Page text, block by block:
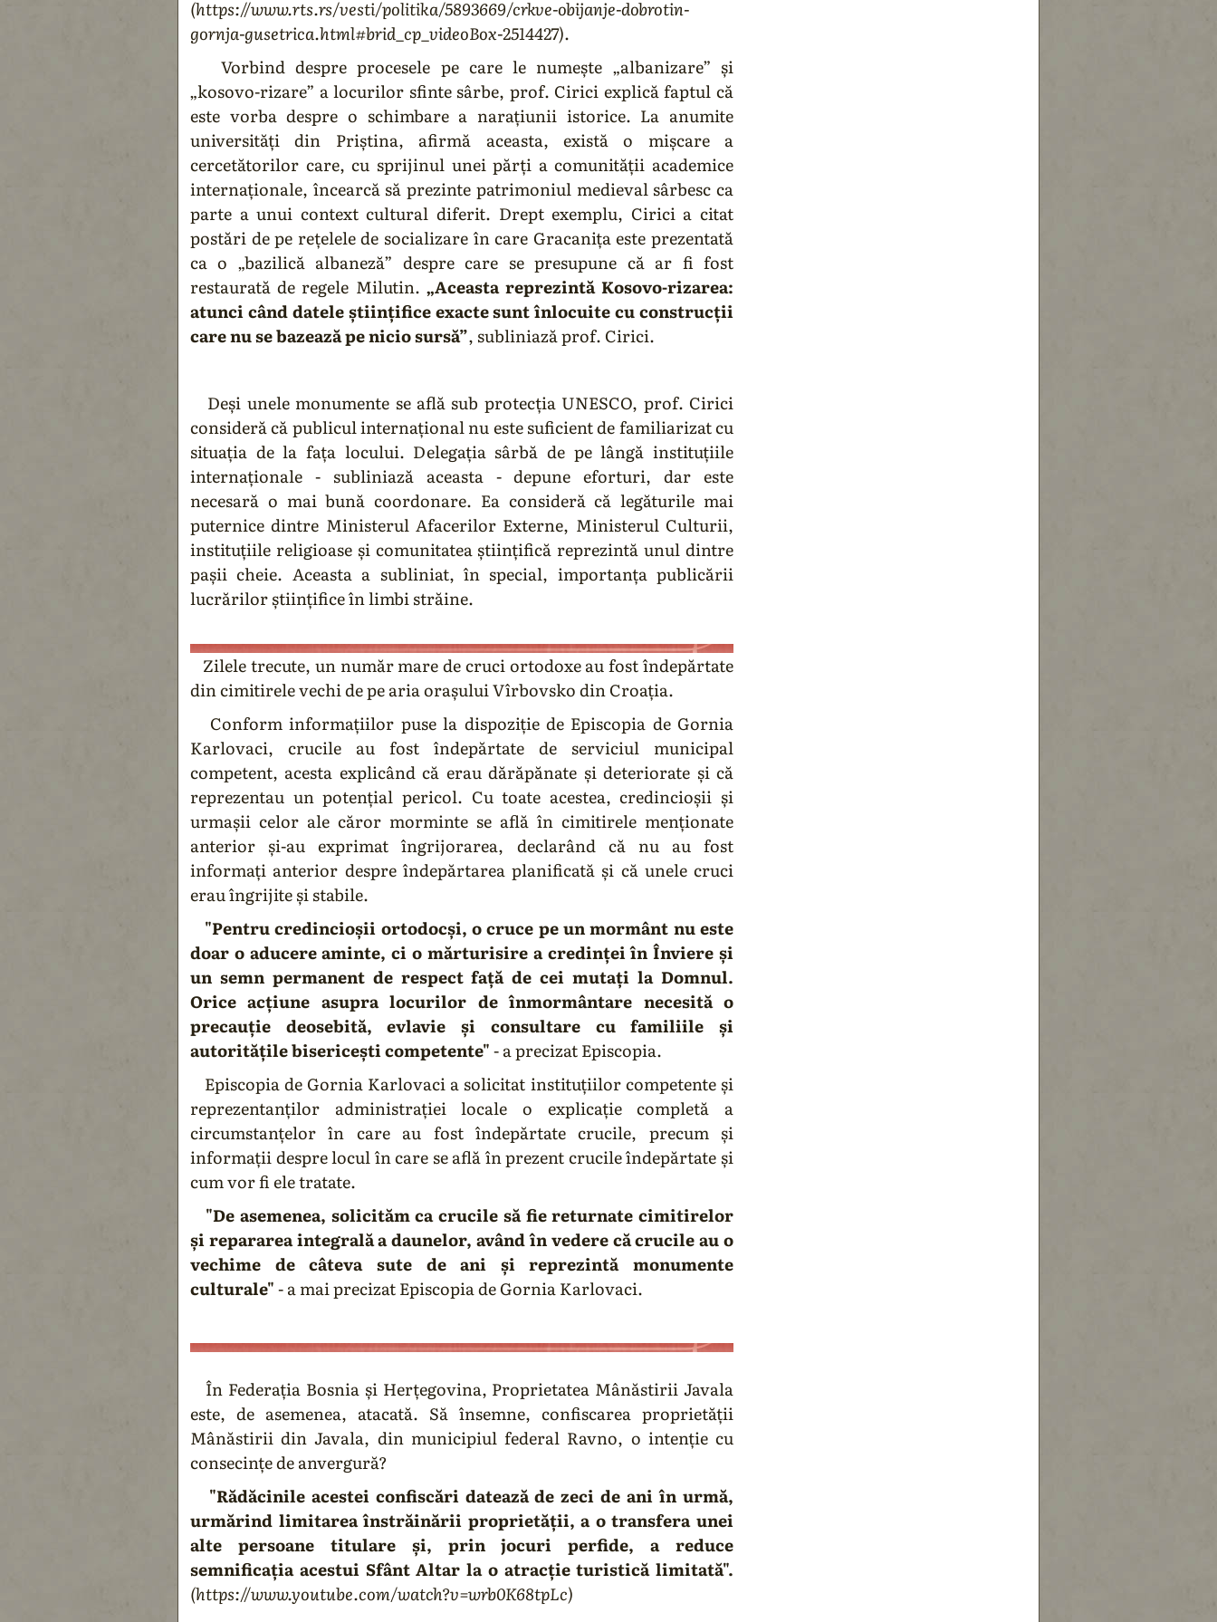
(https://www.rts.rs/vesti/politika/5893669/crkve-obijanje-dobrotin-
gornja-gusetrica.html#brid_cp_videoBox-2514427).
Vorbind despre procesele pe care le numește „albanizare” și
„kosovo-rizare” a locurilor sfinte sârbe, prof. Cirici explică faptul că
este vorba despre o schimbare a narațiunii istorice. La anumite
universități din Priștina, afirmă aceasta, există o mișcare a
cercetătorilor care, cu sprijinul unei părți a comunității academice
internaționale, încearcă să prezinte patrimoniul medieval sârbesc ca
parte a unui context cultural diferit. Drept exemplu, Cirici a citat
postări de pe rețelele de socializare în care Gracanița este prezentată
ca o „bazilică albaneză” despre care se presupune că ar fi fost
restaurată de regele Milutin. „Aceasta reprezintă Kosovo-rizarea:
atunci când datele științifice exacte sunt înlocuite cu construcții
care nu se bazează pe nicio sursă”, subliniază prof. Cirici.
Deși unele monumente se află sub protecția UNESCO, prof. Cirici
consideră că publicul internațional nu este suficient de familiarizat cu
situația de la fața locului. Delegația sârbă de pe lângă instituțiile
internaționale - subliniază aceasta - depune eforturi, dar este
necesară o mai bună coordonare. Ea consideră că legăturile mai
puternice dintre Ministerul Afacerilor Externe, Ministerul Culturii,
instituțiile religioase și comunitatea științifică reprezintă unul dintre
pașii cheie. Aceasta a subliniat, în special, importanța publicării
lucrărilor științifice în limbi străine.
Zilele trecute, un număr mare de cruci ortodoxe au fost îndepărtate
din cimitirele vechi de pe aria orașului Vîrbovsko din Croația.
Conform informațiilor puse la dispoziție de Episcopia de Gornia
Karlovaci, crucile au fost îndepărtate de serviciul municipal
competent, acesta explicând că erau dărăpănate și deteriorate și că
reprezentau un potențial pericol. Cu toate acestea, credincioșii și
urmașii celor ale căror morminte se află în cimitirele menționate
anterior și-au exprimat îngrijorarea, declarând că nu au fost
informați anterior despre îndepărtarea planificată și că unele cruci
erau îngrijite și stabile.
"Pentru credincioșii ortodocși, o cruce pe un mormânt nu este
doar o aducere aminte, ci o mărturisire a credinței în Înviere și
un semn permanent de respect față de cei mutați la Domnul.
Orice acțiune asupra locurilor de înmormântare necesită o
precauție deosebită, evlavie și consultare cu familiile și
autoritățile bisericești competente"- a precizat Episcopia.
Episcopia de Gornia Karlovaci a solicitat instituțiilor competente și
reprezentanților administrației locale o explicație completă a
circumstanțelor în care au fost îndepărtate crucile, precum și
informații despre locul în care se află în prezent crucile îndepărtate și
cum vor fi ele tratate.
"De asemenea, solicităm ca crucile să fie returnate cimitirelor
și repararea integrală a daunelor, având în vedere că crucile au o
vechime de câteva sute de ani și reprezintă monumente
culturale"- a mai precizat Episcopia de Gornia Karlovaci.
În Federația Bosnia și Herțegovina, Proprietatea Mânăstirii Javala
este, de asemenea, atacată. Să însemne, confiscarea proprietății
Mânăstirii din Javala, din municipiul federal Ravno, o intenție cu
consecințe de anvergură?
"Rădăcinile acestei confiscări datează de zeci de ani în urmă,
urmărind limitarea înstrăinării proprietății, a o transfera unei
alte persoane titulare și, prin jocuri perfide, a reduce
semnificația acestui Sfânt Altar la o atracție turistică limitată".
(https://www.youtube.com/watch?v=wrb0K68tpLc)
Lăcașuri Ortodoxe
traduceri, transmisiuni live. Organizație non-
profit care inițiază proiecte în sprijinul
credincioșilor.
Puteți accesa conținutul Lăcașuri Ortodoxe
EXCLUSIV prin e-mail, în sistem gratuit
privat.